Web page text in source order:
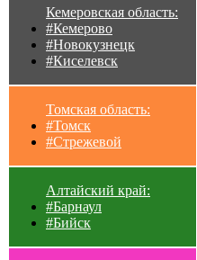
Кемеровская область:
#Кемерово
#Новокузнецк
#Киселевск
Томская область:
#Томск
#Стрежевой
Алтайский край:
#Барнаул
#Бийск